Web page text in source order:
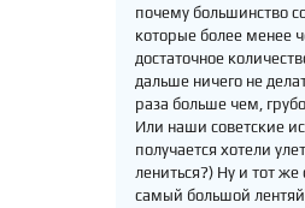
почему большинство
которые более менее
достаточное
дальше ничего не
раза больше чем,
Или наши советские
получается хотели
лениться?) Ну и тот
самый большой